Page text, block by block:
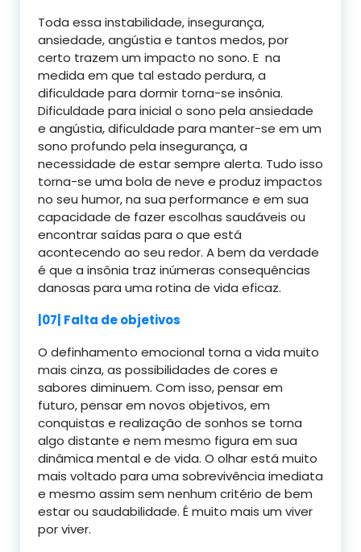
Toda essa instabilidade, insegurança,
ansiedade, angústia e tantos medos, por
certo trazem um impacto no sono. E na
medida em que tal estado perdura, a
dificuldade para dormir torna-se insônia.
Dificuldade para inicial o sono pela ansiedade
e angústia, dificuldade para manter-se em um
sono profundo pela insegurança, a
necessidade de estar sempre alerta. Tudo isso
torna-se uma bola de neve e produz impactos
no seu humor, na sua performance e em sua
capacidade de fazer escolhas saudáveis ou
encontrar saídas para o que está
acontecendo ao seu redor. A bem da verdade
é que a insônia traz inúmeras consequências
danosas para uma rotina de vida eficaz.
|07| Falta de objetivos
O definhamento emocional torna a vida muito
mais cinza, as possibilidades de cores e
sabores diminuem. Com isso, pensar em
futuro, pensar em novos objetivos, em
conquistas e realização de sonhos se torna
algo distante e nem mesmo figura em sua
dinâmica mental e de vida. O olhar está muito
mais voltado para uma sobrevivência imediata
e mesmo assim sem nenhum critério de bem
estar ou saudabilidade. É muito mais um viver
por viver.